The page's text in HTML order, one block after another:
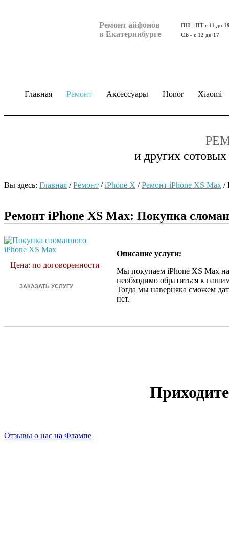
Ремонт айфонов
в Екатеринбурге
ПН - ПТ с 11 до
СБ - с 12 до 17
Главная Ремонт Аксессуары Honor Xiaomi
и других
Вы здесь: Главная /Ремонт /iPhone X /Ремонт iPhone ХS Max /
Ремонт iPhone ХS Max: Покупка
Цена: по договоренности
Описание услуги:
Мы покупаем iPhone XS Max
необходимо обратиться к
Тогда мы наверняка сможем
нет.
Отзывы о нас на Флампе